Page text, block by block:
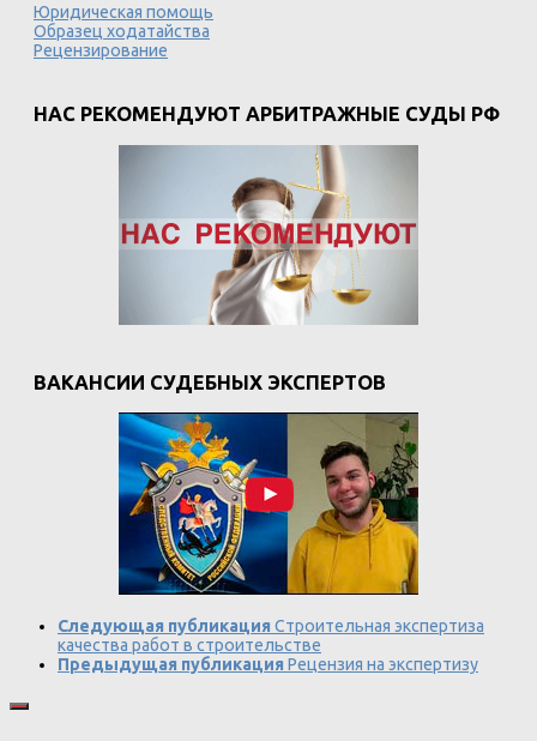
Юридическая помощь
Образец ходатайства
Рецензирование
НАС РЕКОМЕНДУЮТ АРБИТРАЖНЫЕ СУДЫ РФ
ВАКАНСИИ СУДЕБНЫХ ЭКСПЕРТОВ
Следующая публикация Строительная экспертиза
качества работ в строительстве
Предыдущая публикация Рецензия на экспертизу